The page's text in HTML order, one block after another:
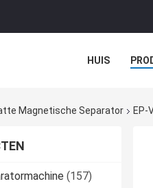
HUIS
Magnetische Separator EP-
(157)